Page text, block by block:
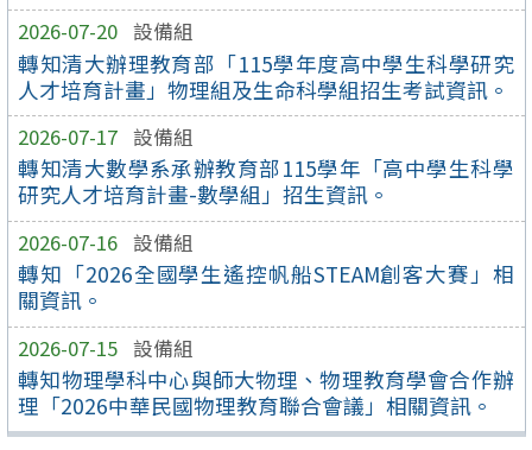
2026-07-20 設備組
轉知清大辦理教育部「115學年度高中學生科學研究
人才培育計畫」物理組及生命科學組招生考試資訊。
2026-07-17 設備組
轉知清大數學系承辦教育部115學年「高中學生科學
研究人才培育計畫-數學組」招生資訊。
2026-07-16 設備組
轉知「2026全國學生遙控帆船STEAM創客大賽」相
關資訊。
2026-07-15 設備組
轉知物理學科中心與師大物理、物理教育學會合作辦
理「2026中華民國物理教育聯合會議」相關資訊。